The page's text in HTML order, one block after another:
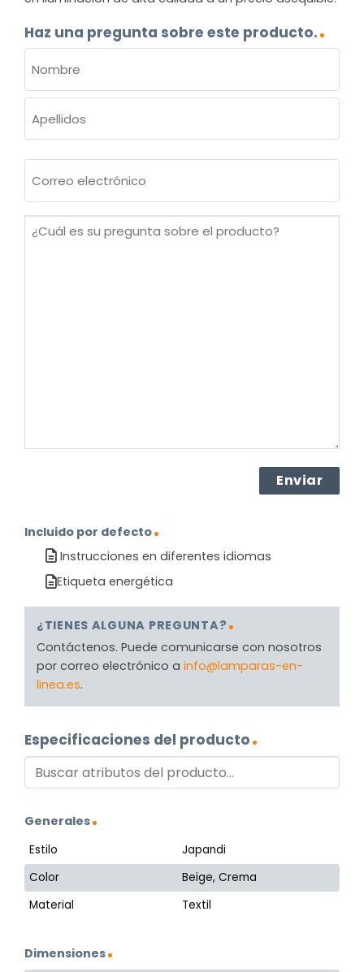
Haz una pregunta sobre este producto.
(OBLIGATORIO)
Nombre
electrónico
¿Cuál
Incluido por defecto
Instrucciones en diferentes idiomas
Etiqueta energética
¿TIENES ALGUNA PREGUNTA?
Contáctenos. Puede comunicarse con nosotros
por correo electrónico a info@lamparas-en-
linea.es.
Especificaciones del producto
Generales
Estilo
Japandi
Color
Beige, Crema
Material
Textil
Dimensiones